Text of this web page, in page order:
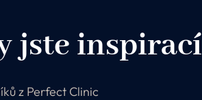
jste inspirací
z Perfect Clinic